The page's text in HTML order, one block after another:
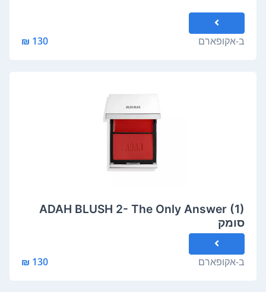
ב-אקופארם 130 ₪
ADAH BLUSH 2- The Only Answer (1)
סומק
ב-אקופארם 130 ₪